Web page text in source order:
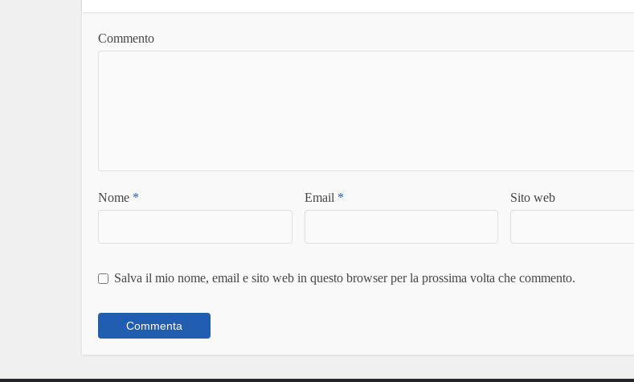
Commento
Nome * Email * Sito web
Salva il mio nome, email e sito web in questo browser per la prossima volta che commento.